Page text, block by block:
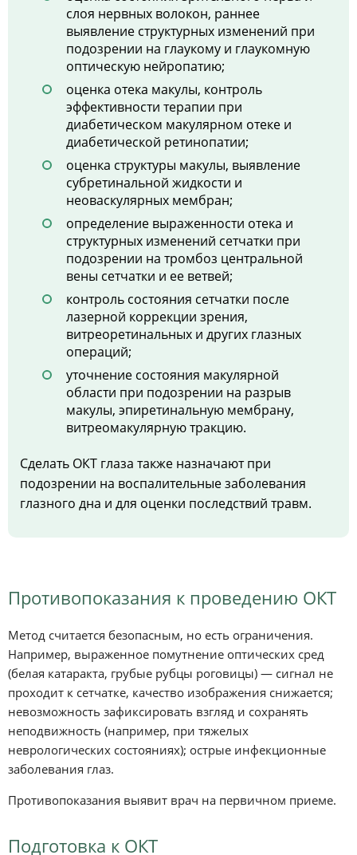
слоя нервных волокон, раннее
выявление структурных изменений при
подозрении на глаукому и глаукомную
оптическую нейропатию;
оценка отека макулы, контроль
эффективности терапии при
диабетическом макулярном отеке и
диабетической ретинопатии;
оценка структуры макулы, выявление
субретинальной жидкости и
неоваскулярных мембран;
определение выраженности отека и
структурных изменений сетчатки при
подозрении на тромбоз центральной
вены сетчатки и ее ветвей;
контроль состояния сетчатки после
лазерной коррекции зрения,
витреоретинальных и других глазных
операций;
уточнение состояния макулярной
области при подозрении на разрыв
макулы, эпиретинальную мембрану,
витреомакулярную тракцию.
Сделать ОКТ глаза также назначают при
подозрении на воспалительные заболевания
глазного дна и для оценки последствий травм.
Противопоказания к проведению ОКТ
Метод считается безопасным, но есть ограничения.
Например, выраженное помутнение оптических сред
(белая катаракта, грубые рубцы роговицы) — сигнал не
проходит к сетчатке, качество изображения снижается;
невозможность зафиксировать взгляд и сохранять
неподвижность (например, при тяжелых
неврологических состояниях); острые инфекционные
заболевания глаз.
Противопоказания выявит врач на первичном приеме.
Подготовка к ОКТ